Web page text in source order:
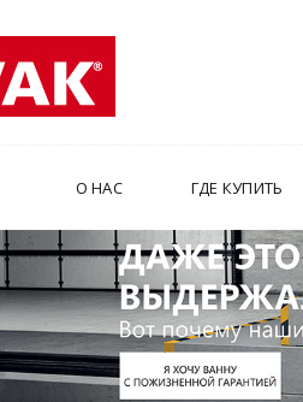
О НАС ГДЕ КУПИТЬ